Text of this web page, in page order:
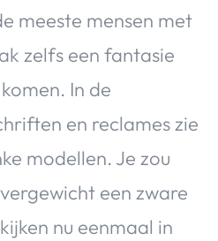
& Beauty
& Tuin
& Media
Valerie
De Top 5
meeste mensen met
zelfs een fantasie
In de
en reclames zie
modellen. Je zou
een zware
nu eenmaal in